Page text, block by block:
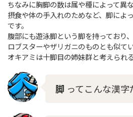
ちなみに胸脚の数は属や種によって異な
摂食や体の手入れのためなど、脚によ
です。
腹部にも遊泳脚という脚を持っており
ロブスターやザリガニのものとも似てい
オキアミは十脚目の姉妹群と考えられ
脚 ってこんな漢字